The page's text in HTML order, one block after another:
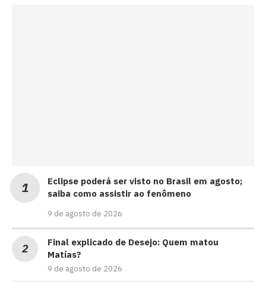
Eclipse poderá ser visto no Brasil em agosto;
saiba como assistir ao fenômeno
9 de agosto de 2026
Final explicado de Desejo: Quem matou
Matías?
9 de agosto de 2026